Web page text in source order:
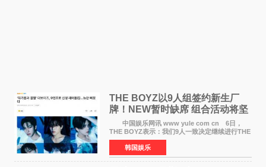
THE BOYZ以9人组签约新生厂
牌！NEW暂时缺席 组合活动将坚
定不移继续
中国娱乐网讯 www yule com cn 6日，
THE BOYZ表示：我们9人一致决定继续进行THE
BOYZ组合活动，并且已经完成了组合团体活动
签约。目前正在新生厂牌下进行活动准备。尚未
离开THE BOYZ原所
韩国娱乐